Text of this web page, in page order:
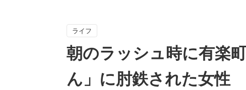
ライフ
朝のラッシュ時に有楽
ん」に肘鉄された女性